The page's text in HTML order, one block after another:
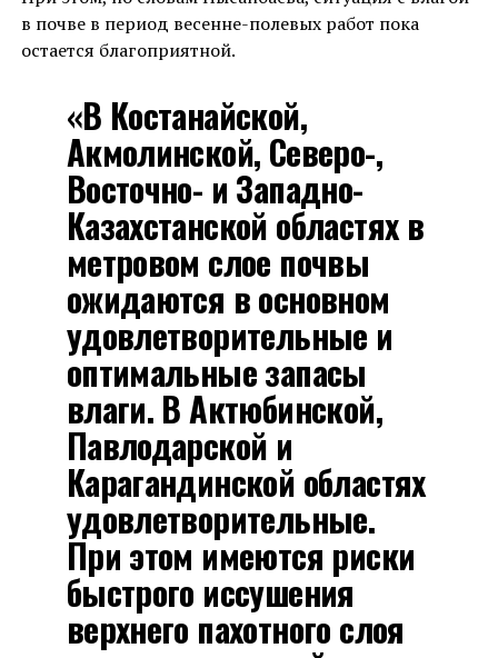
в почве в период весенне-полевых работ пока
остается благоприятной.
«В Костанайской,
Акмолинской, Северо-,
Восточно- и Западно-
Казахстанской областях в
метровом слое почвы
ожидаются в основном
удовлетворительные и
оптимальные запасы
влаги. В Актюбинской,
Павлодарской и
Карагандинской областях
удовлетворительные.
При этом имеются риски
быстрого иссушения
верхнего пахотного слоя